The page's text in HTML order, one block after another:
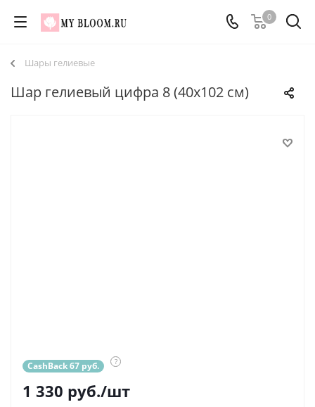
0
Шары гелиевые
Шар гелиевый цифра 8 (40х102 см)
CashBack 67 руб. ?
1 330 руб./шт